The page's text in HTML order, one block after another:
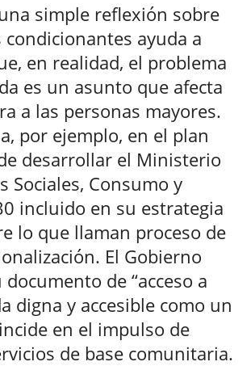
simple reflexión sobre
ayuda a
en realidad, el problema
es un asunto que afecta
a las personas mayores.
por ejemplo, en el plan
desarrollar el Ministerio
Sociales, Consumo y
incluido en su estrategia
lo que llaman proceso de
El Gobierno
de “acceso a
digna y accesible como un
en el impulso de
de base comunitaria.